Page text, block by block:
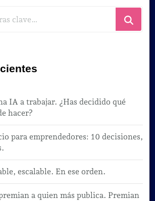
IA a trabajar. ¿Has decidido qué
hacer?
para emprendedores: 10 decisiones,
escalable. En ese orden.
a quien más publica. Premian